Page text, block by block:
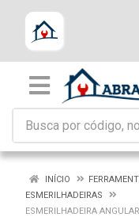
INÍCIO
ESMERILHADEIRAS
ESMERILHADEIRA